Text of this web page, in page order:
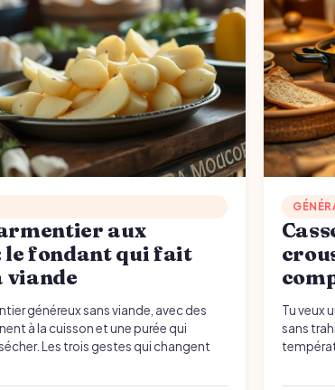
aux
le fondant qui fait
viande
généreux sans viande, avec des
à la cuisson et une purée qui
Les trois gestes qui changent
Tu veux
sans